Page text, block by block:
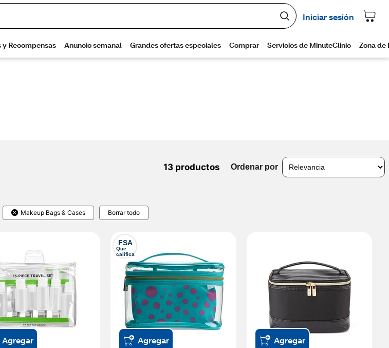
13 productos Ordenar por
Makeup Bags & Cases Borrar todo
Agregar
FSA
Que
califica
Agregar Agregar